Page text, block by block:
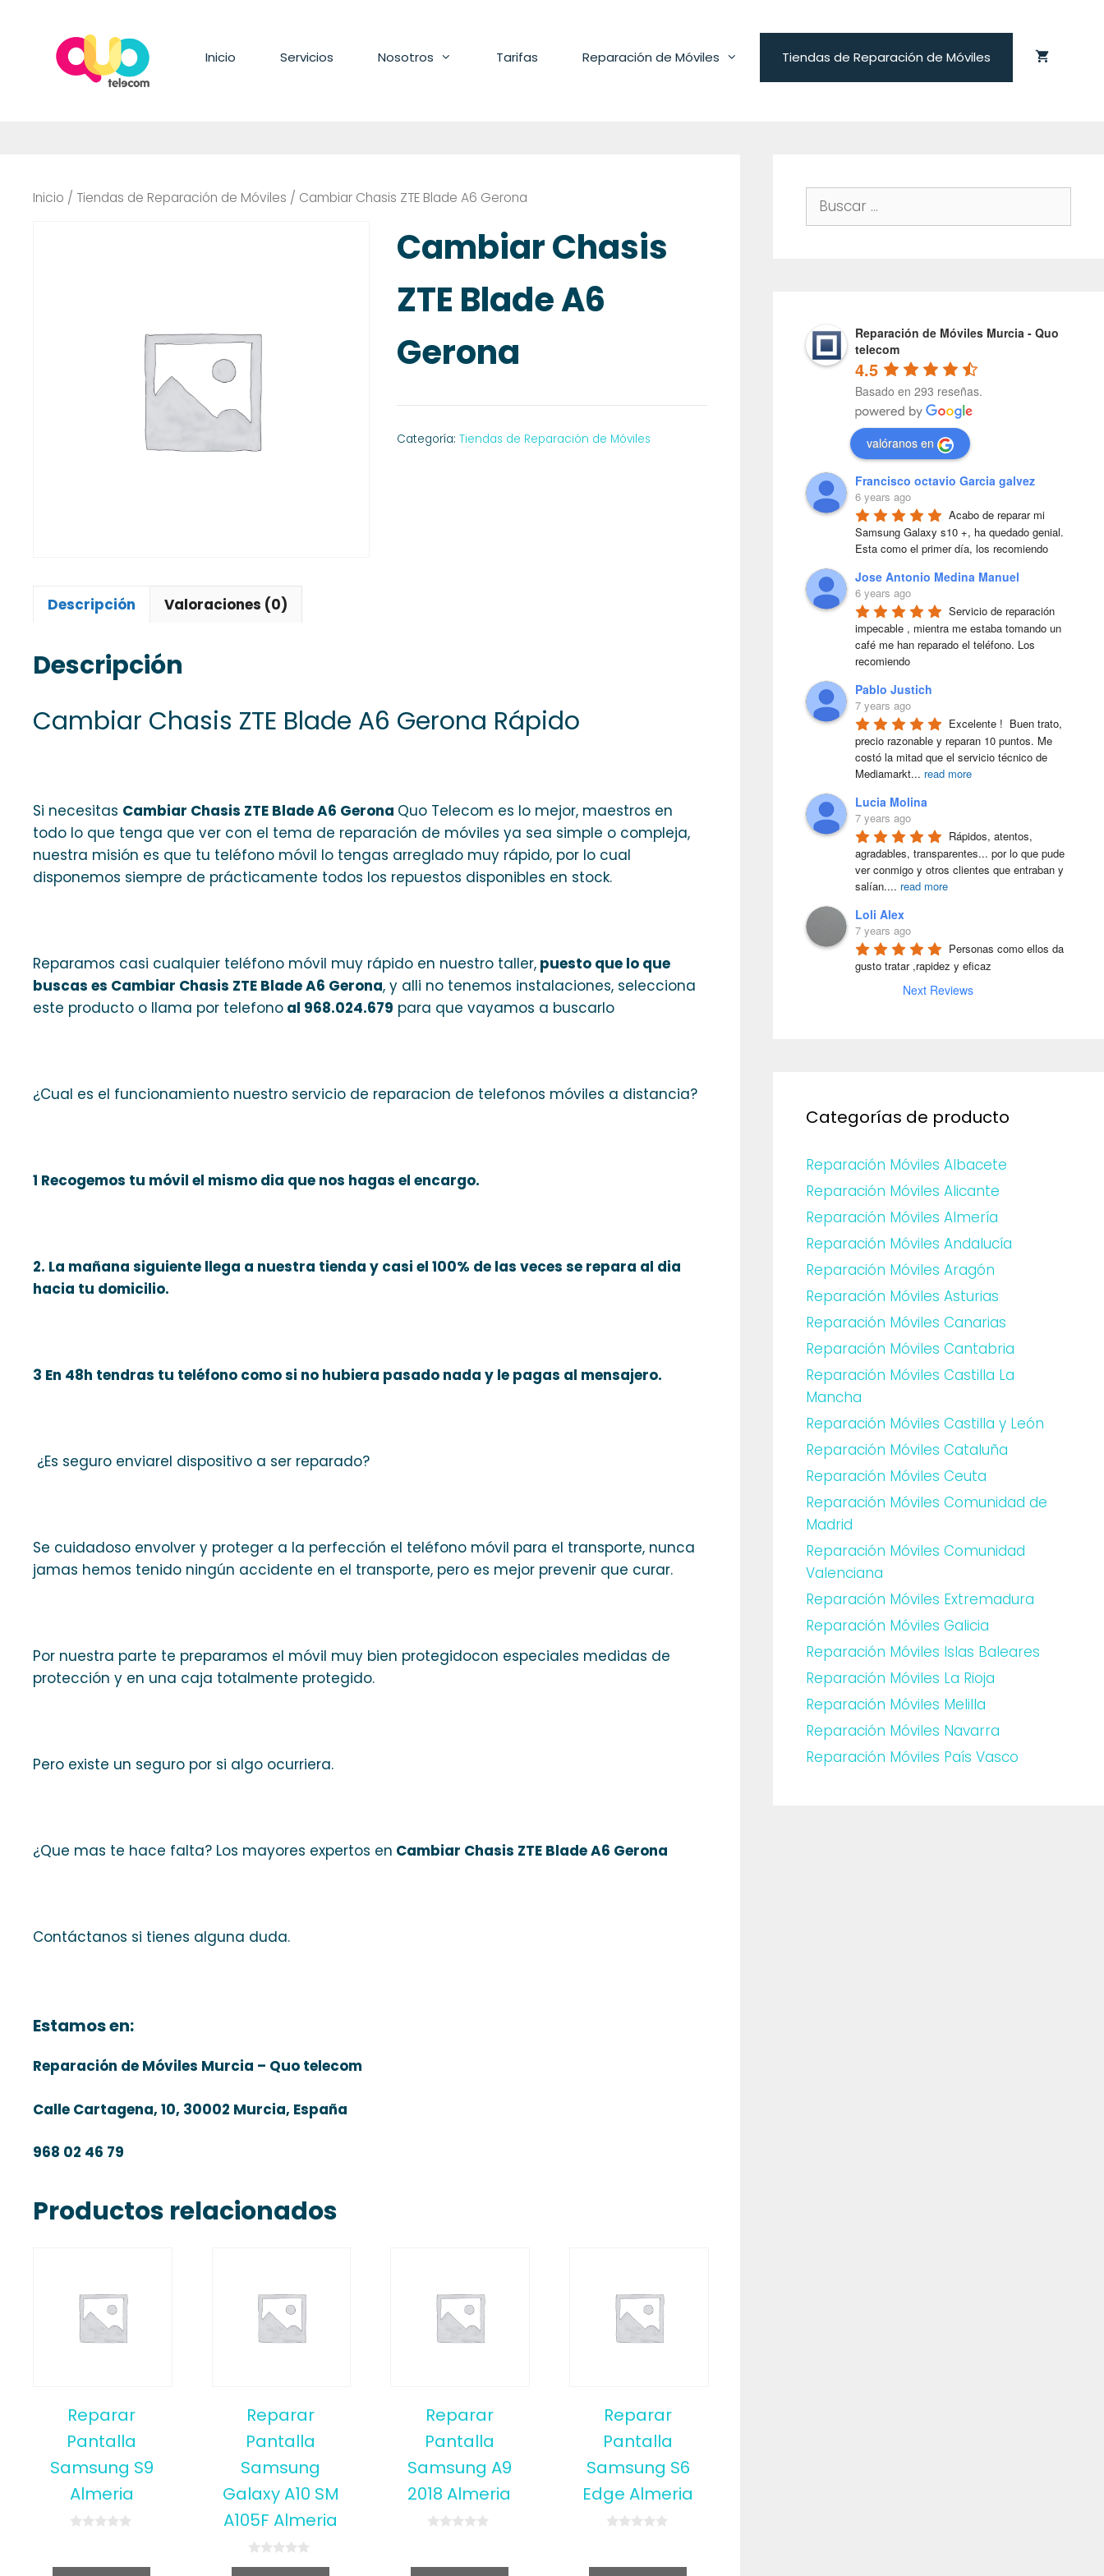
contenido
Inicio Servicios Nosotros Tarifas Reparación de Móviles Tiendas de Reparación de Móviles
Inicio / Tiendas de Reparación de Móviles / Cambiar Chasis ZTE Blade A6 Gerona
Cambiar Chasis
ZTE Blade A6
Gerona
Categoría:Tiendas de Reparación de Móviles
Descripción Valoraciones (0)
Descripción
Cambiar Chasis ZTE Blade A6 Gerona Rápido
Si necesitas Cambiar Chasis ZTE Blade A6 Gerona Quo Telecom es lo mejor, maestros en
todo lo que tenga que ver con el tema de reparación de móviles ya sea simple o compleja,
nuestra misión es que tu teléfono móvil lo tengas arreglado muy rápido, por lo cual
disponemos siempre de prácticamente todos los repuestos disponibles en stock.
Reparamos casi cualquier teléfono móvil muy rápido en nuestro taller, puesto que lo que
buscas es Cambiar Chasis ZTE Blade A6 Gerona, y alli no tenemos instalaciones, selecciona
este producto o llama por telefono al 968.024.679 para que vayamos a buscarlo
¿Cual es el funcionamiento nuestro servicio de reparacion de telefonos móviles a distancia?
1 Recogemos tu móvil el mismo dia que nos hagas el encargo.
2. La mañana siguiente llega a nuestra tienda y casi el 100% de las veces se repara al dia
hacia tu domicilio.
3 En 48h tendras tu teléfono como si no hubiera pasado nada y le pagas al mensajero.
¿Es seguro enviarel dispositivo a ser reparado?
Se cuidadoso envolver y proteger a la perfección el teléfono móvil para el transporte, nunca
jamas hemos tenido ningún accidente en el transporte, pero es mejor prevenir que curar.
Por nuestra parte te preparamos el móvil muy bien protegidocon especiales medidas de
protección y en una caja totalmente protegido.
Pero existe un seguro por si algo ocurriera.
¿Que mas te hace falta? Los mayores expertos en Cambiar Chasis ZTE Blade A6 Gerona
Contáctanos si tienes alguna duda.
Estamos en:
Reparación de Móviles Murcia – Quo telecom
Calle Cartagena, 10, 30002 Murcia, España
968 02 46 79
Productos relacionados
Reparar
Pantalla
Samsung S9
Almeria
Reparar
Pantalla
Samsung
Galaxy A10 SM
A105F Almeria
0
Reparar
Pantalla
Samsung A9
2018 Almeria
Reparar
Pantalla
Samsung S6
Edge Almeria
Buscar:
Reparación de Móviles Murcia - Quo
telecom
4.5
Basado en 293 reseñas.
valóranos en
Francisco octavio Garcia galvez
6 years ago
Acabo de reparar mi
Samsung Galaxy s10 +, ha quedado genial.
Esta como el primer día, los recomiendo
Jose Antonio Medina Manuel
6 years ago
Servicio de reparación
impecable , mientra me estaba tomando un
café me han reparado el teléfono. Los
recomiendo
Pablo Justich
7 years ago
Excelente !  Buen trato,
precio razonable y reparan 10 puntos. Me
costó la mitad que el servicio técnico de
Mediamarkt... read more
Lucia Molina
7 years ago
Rápidos, atentos,
agradables, transparentes... por lo que pude
ver conmigo y otros clientes que entraban y
salían.... read more
Loli Alex
7 years ago
Personas como ellos da
gusto tratar ,rapidez y eficaz
Next Reviews
Categorías de producto
Reparación Móviles Albacete
Reparación Móviles Alicante
Reparación Móviles Almería
Reparación Móviles Andalucía
Reparación Móviles Aragón
Reparación Móviles Asturias
Reparación Móviles Canarias
Reparación Móviles Cantabria
Reparación Móviles Castilla La
Mancha
Reparación Móviles Castilla y León
Reparación Móviles Cataluña
Reparación Móviles Ceuta
Reparación Móviles Comunidad de
Madrid
Reparación Móviles Comunidad
Valenciana
Reparación Móviles Extremadura
Reparación Móviles Galicia
Reparación Móviles Islas Baleares
Reparación Móviles La Rioja
Reparación Móviles Melilla
Reparación Móviles Navarra
Reparación Móviles País Vasco